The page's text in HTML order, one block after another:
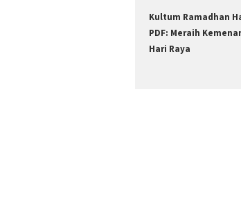
Kultum Ramadhan
PDF: Meraih
Hari Raya